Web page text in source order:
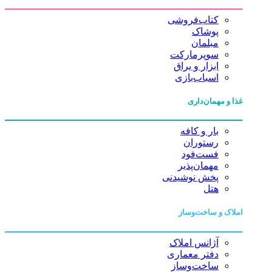
کتاب‌فروشی
پوشاک
مبلمان
سوپرمارکت
ابزار و یراق
اسباب‌بازی
غذا و مهمان‌داری
بار و کافه
رستوران
فست‌فود
مهمان‌پذیر
پخش نوشیدنی
هتل
املاک و ساخت‌وساز
آژانس املاک
دفتر معماری
ساخت‌وساز